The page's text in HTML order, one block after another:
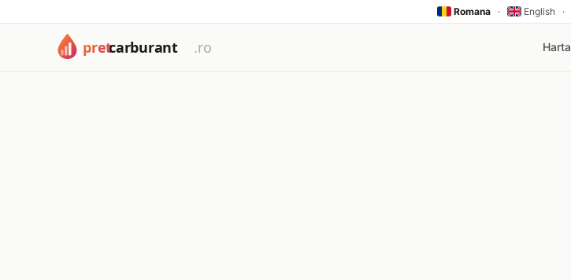
Romana · English ·
Harta